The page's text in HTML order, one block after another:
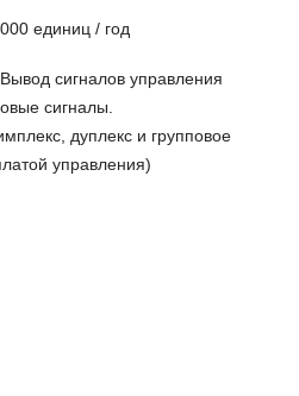
единиц / год
сигналов управления
сигналы.
дуплекс и групповое
управления)